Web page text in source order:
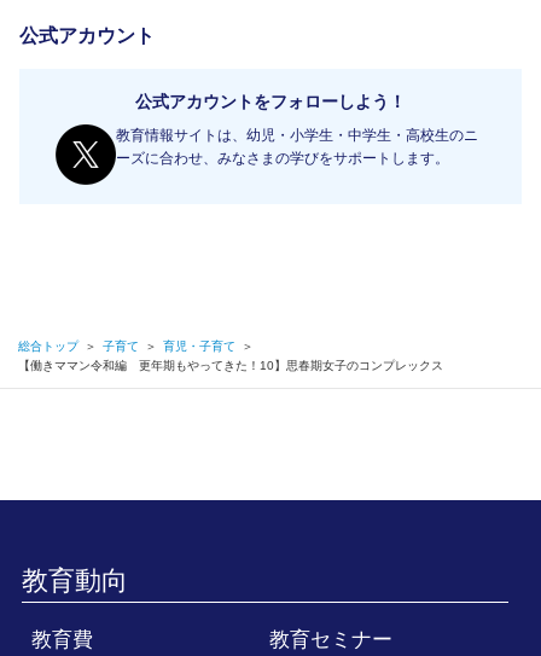
公式アカウント
公式アカウントをフォローしよう！
教育情報サイトは、幼児・小学生・中学生・高校生のニ
ーズに合わせ、みなさまの学びをサポートします。
総合トップ ＞ 子育て ＞ 育児・子育て
＞
【働きママン令和編 更年期もやってきた！10】思春期女子のコンプレックス
教育動向
教育費 教育セミナー